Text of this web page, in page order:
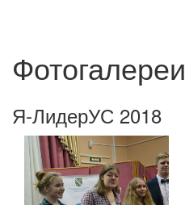
Фотогалереи
Я-ЛидерУС 2018